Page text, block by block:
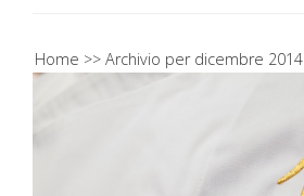
Home Archivio per dicembre 2014